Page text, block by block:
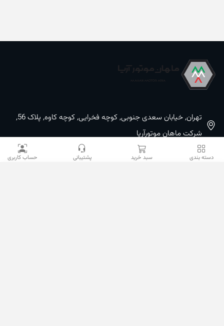
دسته بندی سبد خرید پشتیبانی حساب کاربری
تهران, خیابان سعدی جنوبی, کوچه فخرایی, کوچه کاوه, پلاک 56,
شرکت ماهان موتورآریا
09100533887 / 02133933400